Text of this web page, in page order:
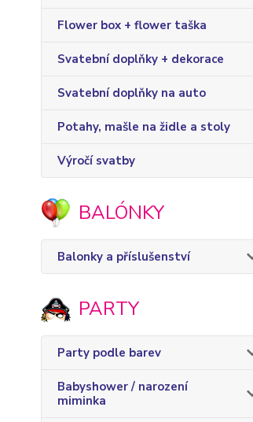
Flower box + flower taška
Svatební doplňky + dekorace
Svatební doplňky na auto
Potahy, mašle na židle a stoly
Výročí svatby
BALÓNKY
Balonky a příslušenství
PARTY
Party podle barev
Babyshower / narození
miminka